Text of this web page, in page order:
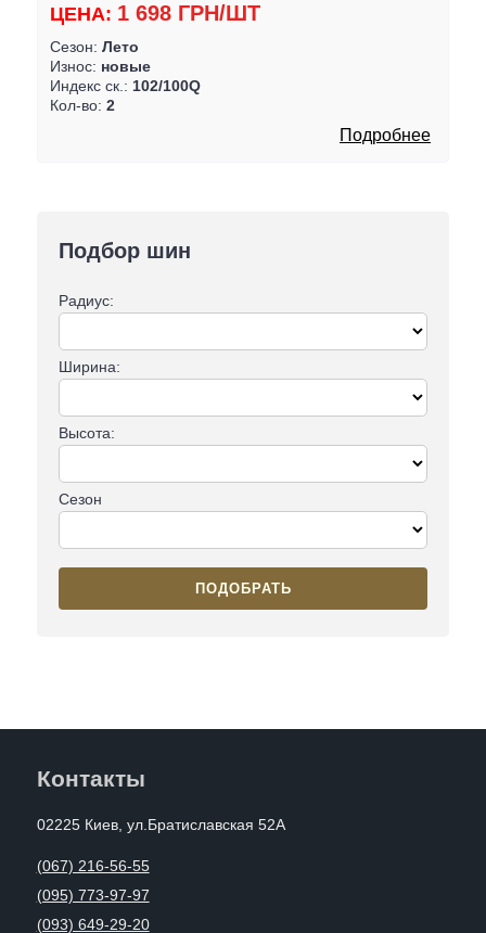
Подбор шин
Радиус:
Ширина:
Высота:
Сезон
ПОДОБРАТЬ
ЦЕНА: 1 698 ГРН/ШТ
Сезон: Лето
Износ: новые
Индекс ск.: 102/100Q
Кол-во: 2
Подробнее
Контакты
02225 Киев, ул.Братиславская 52А
(067) 216-56-55
(095) 773-97-97
(093) 649-29-20